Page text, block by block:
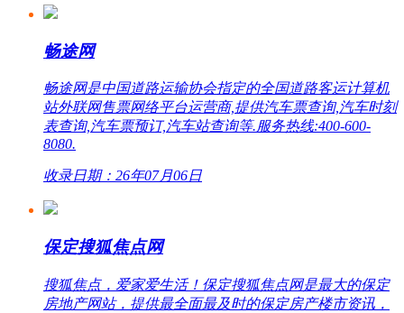
畅途网
畅途网是中国道路运输协会指定的全国道路客运计算机
站外联网售票网络平台运营商,提供汽车票查询,汽车时刻
表查询,汽车票预订,汽车站查询等.服务热线:400-600-
8080.
收录日期：26年07月06日
保定搜狐焦点网
搜狐焦点，爱家爱生活！保定搜狐焦点网是最大的保定
房地产网站，提供最全面最及时的保定房产楼市资讯，